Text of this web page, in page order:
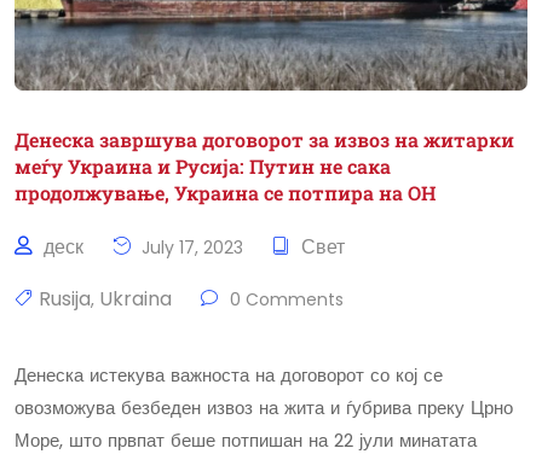
Денеска завршува договорот за извоз на житарки
меѓу Украина и Русија: Путин не сака
продолжување, Украина се потпира на ОН
деск July 17, 2023
Свет
Rusija, Ukraina 0 Comments
Денеска истекува важноста на договорот со кој се
овозможува безбеден извоз на жита и ѓубрива преку Црно
Море, што првпат беше потпишан на 22 јули минатата